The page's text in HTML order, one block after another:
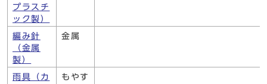
プラスチ
ック製）
編み針
（金属
製）
金属
雨具（カ
もやす